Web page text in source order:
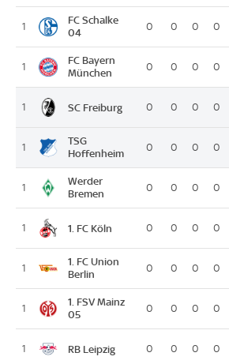
1
FC Schalke
04
0 0 0 0
1
FC Bayern
München
0 0 0 0
1 SC Freiburg 0 0 0 0
1
TSG
Hoffenheim
0 0 0 0
1
Werder
Bremen
0 0 0 0
1 1. FC Köln 0 0 0 0
1
1. FC Union
Berlin
0 0 0 0
1
1. FSV Mainz
05
0 0 0 0
1 RB Leipzig 0 0 0 0